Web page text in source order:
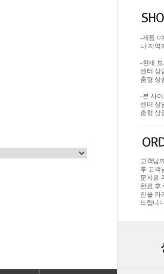
-제품
나 지역
-현재
센터 상
춤형 상
-본 사
센터 상
춤형 상
고객님
후 고객
문자로
완료 후
진을 카
드립니